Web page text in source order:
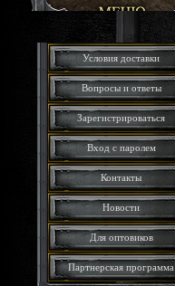
Условия доставки
Вопросы и ответы
Зарегистрироваться
Вход с паролем
Контакты
Новости
Для оптовиков
Партнерская программа